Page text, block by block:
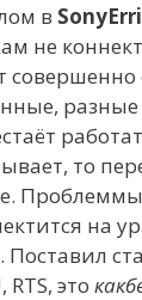
в
не
то
на
Поставил
RTS, это